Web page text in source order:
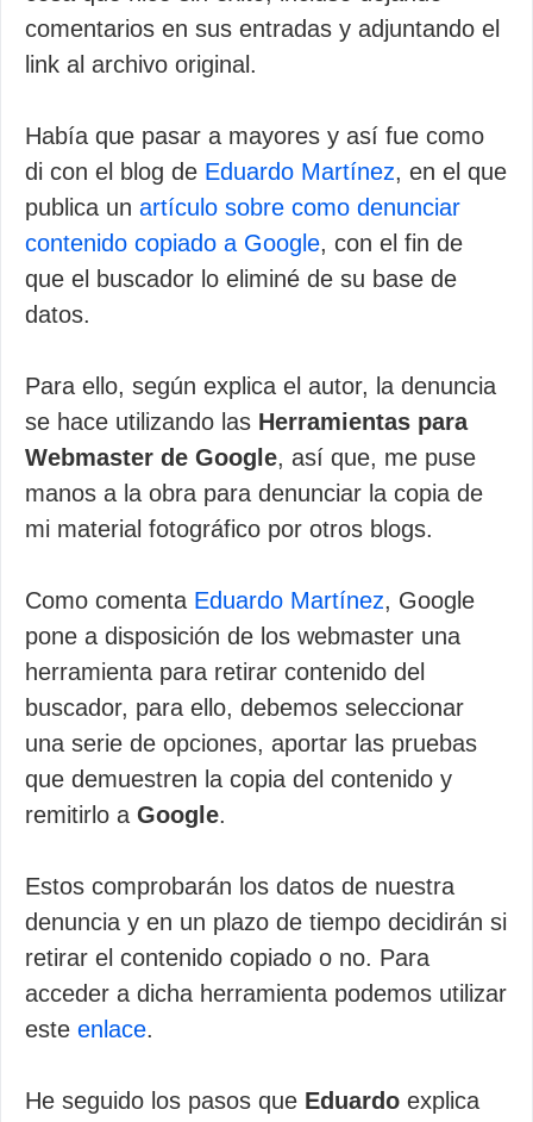
comentarios en sus entradas y adjuntando el
link al archivo original.
Había que pasar a mayores y así fue como
di con el blog de Eduardo Martínez, en el que
publica un artículo sobre como denunciar
contenido copiado a Google, con el fin de
que el buscador lo eliminé de su base de
datos.
Para ello, según explica el autor, la denuncia
se hace utilizando las Herramientas para
Webmaster de Google, así que, me puse
manos a la obra para denunciar la copia de
mi material fotográfico por otros blogs.
Como comenta Eduardo Martínez, Google
pone a disposición de los webmaster una
herramienta para retirar contenido del
buscador, para ello, debemos seleccionar
una serie de opciones, aportar las pruebas
que demuestren la copia del contenido y
remitirlo a Google.
Estos comprobarán los datos de nuestra
denuncia y en un plazo de tiempo decidirán si
retirar el contenido copiado o no. Para
acceder a dicha herramienta podemos utilizar
este enlace.
He seguido los pasos que Eduardo explica